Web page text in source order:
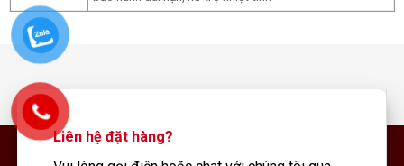
Liên hệ đặt hàng?